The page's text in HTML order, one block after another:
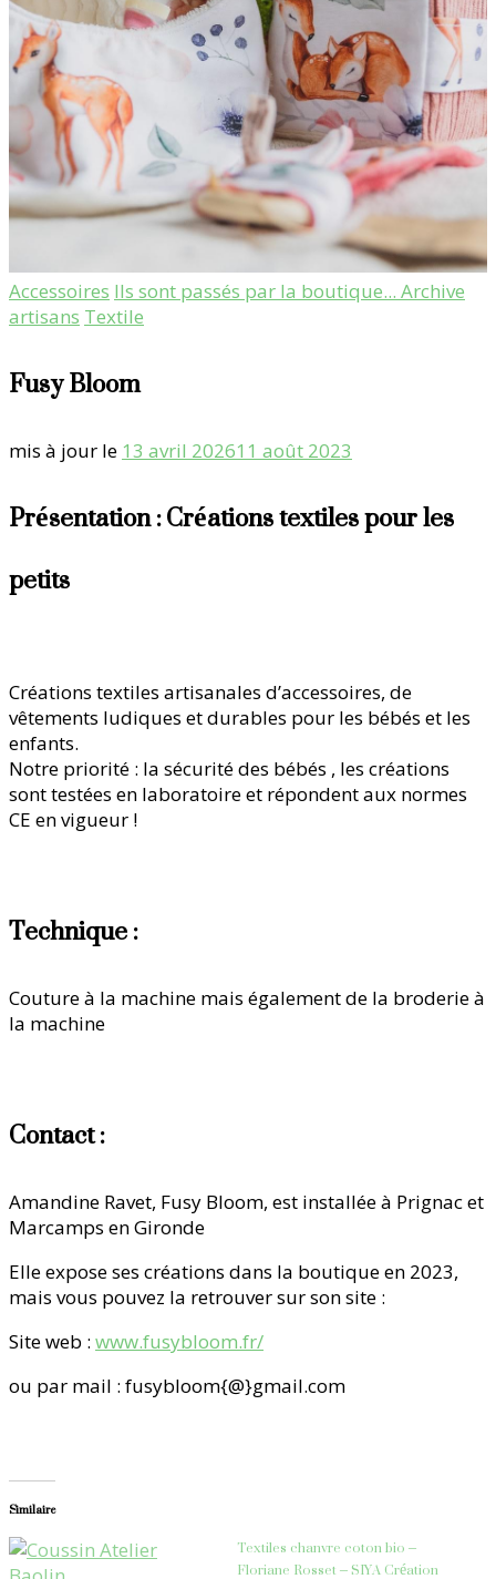
Accessoires Ils sont passés par la boutique... Archive
artisans Textile
Fusy Bloom
mis à jour le 13 avril 202611 août 2023
Présentation : Créations textiles pour les
petits
Créations textiles artisanales d’accessoires, de
vêtements ludiques et durables pour les bébés et les
enfants.
Notre priorité : la sécurité des bébés , les créations
sont testées en laboratoire et répondent aux normes
CE en vigueur !
Technique :
Couture à la machine mais également de la broderie à
la machine
Contact :
Amandine Ravet, Fusy Bloom, est installée à Prignac et
Marcamps en Gironde
Elle expose ses créations dans la boutique en 2023,
mais vous pouvez la retrouver sur son site :
Site web : www.fusybloom.fr/
ou par mail : fusybloom{@}gmail.com
Similaire
Textiles chanvre coton bio –
Floriane Rosset – SIYA Création